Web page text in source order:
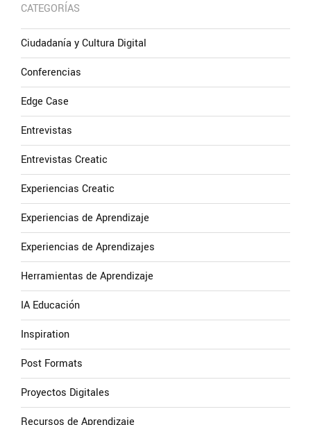
CATEGORÍAS
Ciudadanía y Cultura Digital
Conferencias
Edge Case
Entrevistas
Entrevistas Creatic
Experiencias Creatic
Experiencias de Aprendizaje
Experiencias de Aprendizajes
Herramientas de Aprendizaje
IA Educación
Inspiration
Post Formats
Proyectos Digitales
Recursos de Aprendizaje